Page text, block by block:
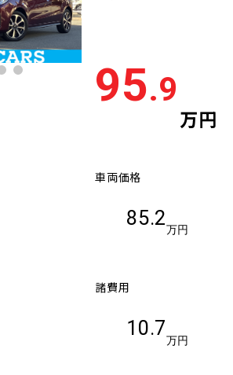
0120-733-500
少ない順
大きい順
少な
95.9
万円
車両価格
85.2
万円
諸費用
10.7
万円